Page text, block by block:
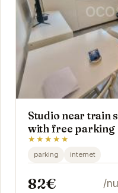
Studio near train
with free parking
★★★★★
parking internet
82€ /